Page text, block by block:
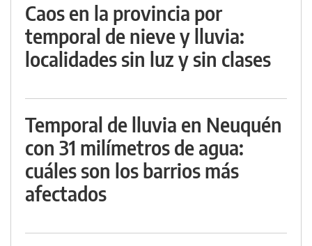
Caos en la provincia por
temporal de nieve y lluvia:
localidades sin luz y sin clases
Temporal de lluvia en Neuquén
con 31 milímetros de agua:
cuáles son los barrios más
afectados